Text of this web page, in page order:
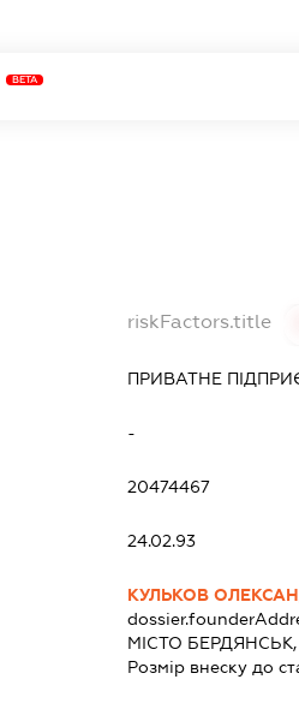
BETA
riskFactors.title
ПРИВАТНЕ
-
20474467
24.02.93
КУЛЬКОВ
МІСТО БЕРДЯНСЬК,
Розмір внеску до